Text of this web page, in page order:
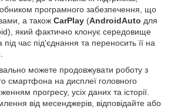
програмного забезпечення, що
а також CarPlay (AndroidAuto для
який фактично клонує середовище
час під'єднання та переносить її на
можете продовжувати роботу з
смартфона на дисплеї головного
прогресу, усіх даних та історії.
від месенджерів, відповідайте або